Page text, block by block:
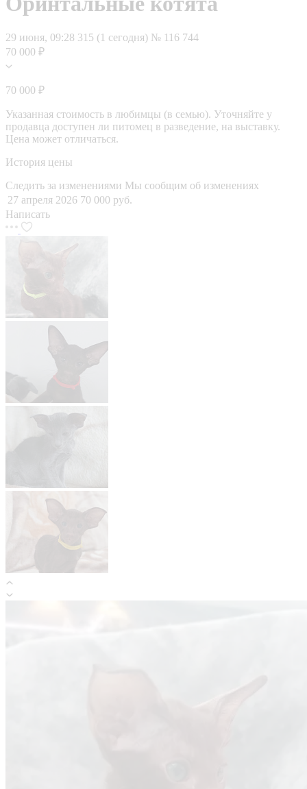
29 июня, 09:28 315 (1 сегодня) № 116 744
70 000 ₽
70 000 ₽
Указанная стоимость в любимцы (в семью). Уточняйте у
продавца доступен ли питомец в разведение, на выставку.
Цена может отличаться.
История цены
Следить за изменениями Мы сообщим об изменениях
27 апреля 2026 70 000 руб.
Написать